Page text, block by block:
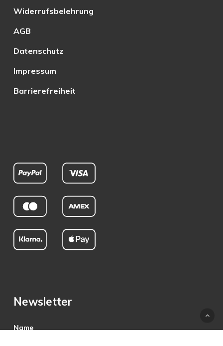
Widerrufsbelehrung
AGB
Datenschutz
Impressum
Barrierefreiheit
Newsletter
Name